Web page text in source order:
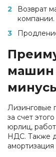
Возврат
компании.
машин
Лизинговые
за счет
юрлиц,
НДС. Также